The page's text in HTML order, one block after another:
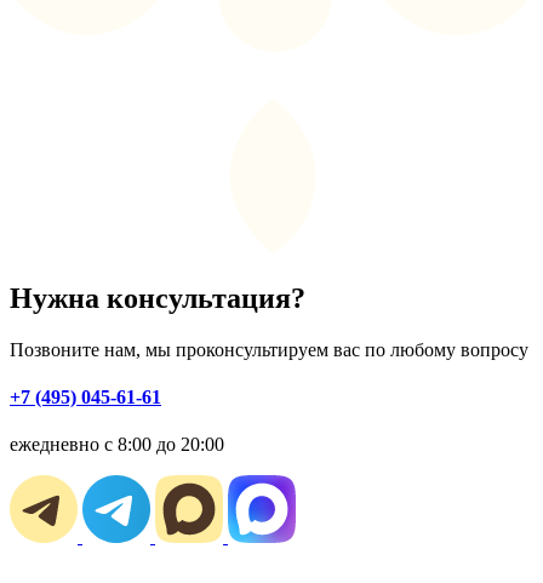
Нужна консультация?
Позвоните нам, мы проконсультируем вас по любому вопросу
+7 (495) 045-61-61
ежедневно с 8:00 до 20:00